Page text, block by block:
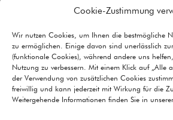
Cookie-Zustimmung
Wir nutzen Cookies, um Ihnen die bestmögliche
zu ermöglichen. Einige davon sind unerlässlich
(funktionale Cookies), während andere uns
Nutzung zu verbessern. Mit einem Klick auf „Alle
der Verwendung von zusätzlichen Cookies
freiwillig und kann jederzeit mit Wirkung für die
Weitergehende Informationen finden Sie in unserer
Ich stimme zu, dass meine
meiner Anfrage erhoben und
werden. Detaillierte
Umgang mit Nutzerdaten finden
Datenschutzerklärung.
15 + 12=
Alternative: